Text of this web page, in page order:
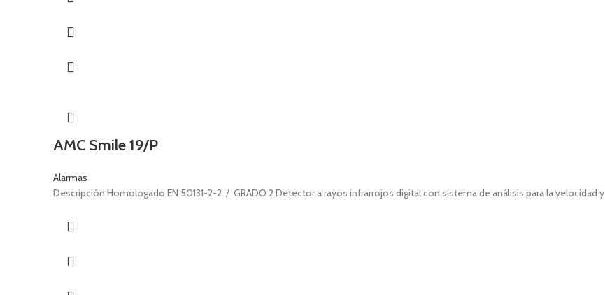
AMC Smile 19/P
Alarmas
Descripción Homologado EN 50131-2-2 / GRADO 2 Detector a rayos infrarrojos digital con sistema de análisis para la velocidad y